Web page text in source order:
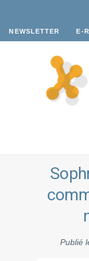
NEWSLETTER E-
Publié